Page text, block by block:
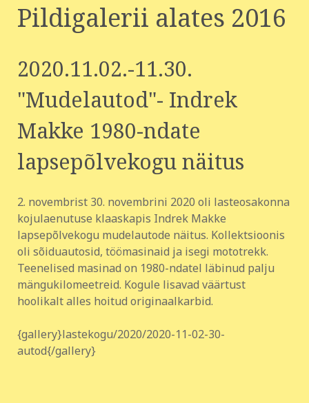
Pildigalerii alates 2016
2020.11.02.-11.30.
"Mudelautod"- Indrek
Makke 1980-ndate
lapsepõlvekogu näitus
2. novembrist 30. novembrini 2020 oli lasteosakonna
kojulaenutuse klaaskapis Indrek Makke
lapsepõlvekogu mudelautode näitus. Kollektsioonis
oli sõiduautosid, töömasinaid ja isegi mototrekk.
Teenelised masinad on 1980-ndatel läbinud palju
mängukilomeetreid. Kogule lisavad väärtust
hoolikalt alles hoitud originaalkarbid.
{gallery}lastekogu/2020/2020-11-02-30-
autod{/gallery}